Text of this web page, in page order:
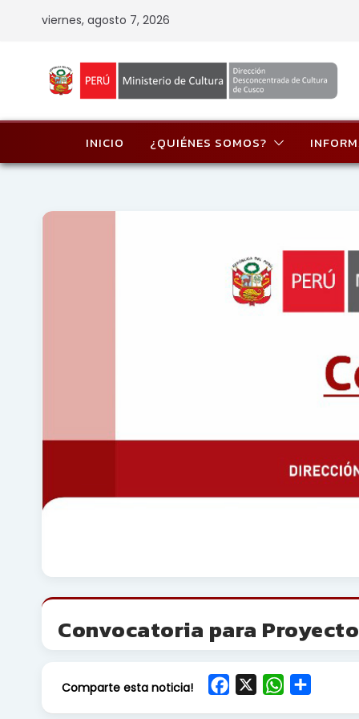
viernes, agosto 7, 2026
INICIO ¿QUIÉNES SOMOS?
Convocatoria para
Comparte esta noticia!
W